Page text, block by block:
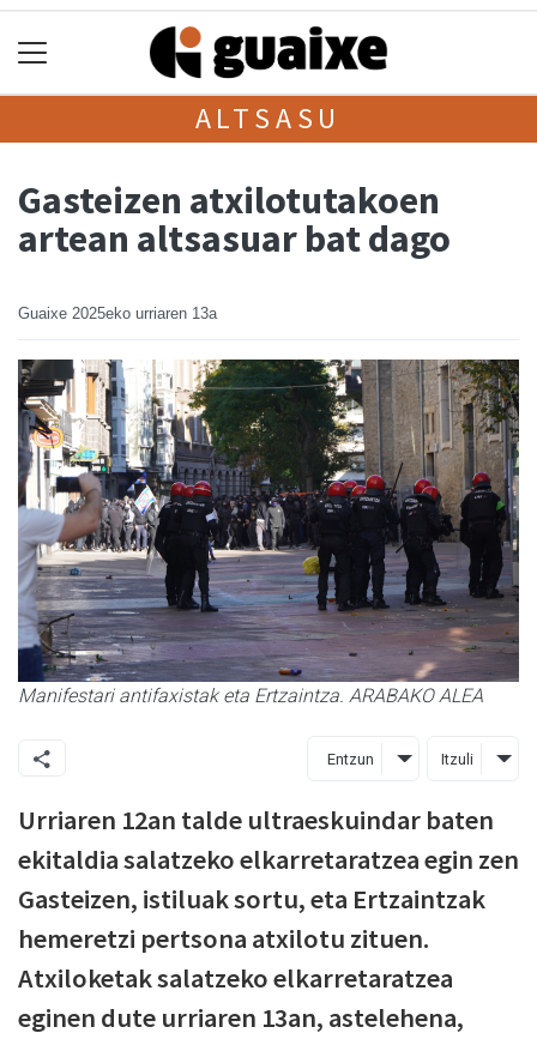
ALTSASU
Gasteizen atxilotutakoen
artean altsasuar bat dago
Guaixe 2025eko urriaren 13a
Manifestari antifaxistak eta Ertzaintza. ARABAKO ALEA
Entzun Itzuli
Urriaren 12an talde ultraeskuindar baten
ekitaldia salatzeko elkarretaratzea egin zen
Gasteizen, istiluak sortu, eta Ertzaintzak
hemeretzi pertsona atxilotu zituen.
Atxiloketak salatzeko elkarretaratzea
eginen dute urriaren 13an, astelehena,